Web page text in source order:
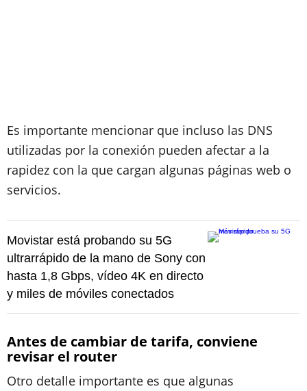
Es importante mencionar que incluso las DNS
utilizadas por la conexión pueden afectar a la
rapidez con la que cargan algunas páginas web o
servicios.
Movistar está probando su 5G
ultrarrápido de la mano de Sony con
hasta 1,8 Gbps, vídeo 4K en directo
y miles de móviles conectados
Antes de cambiar de tarifa, conviene
revisar el router
Otro detalle importante es que algunas